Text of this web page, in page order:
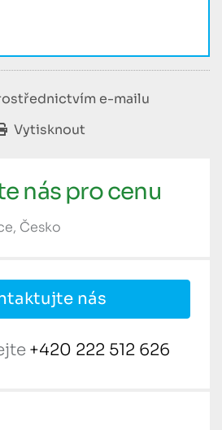
e-mailu
Vytisknout
nás pro cenu
Česko
nás
+420 222 512 626